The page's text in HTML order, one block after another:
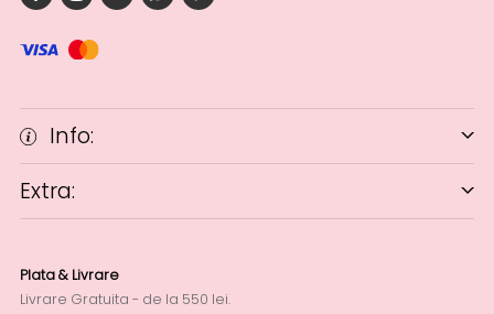
Info:
Extra:
Plata & Livrare
Livrare Gratuita - de la 550 lei.